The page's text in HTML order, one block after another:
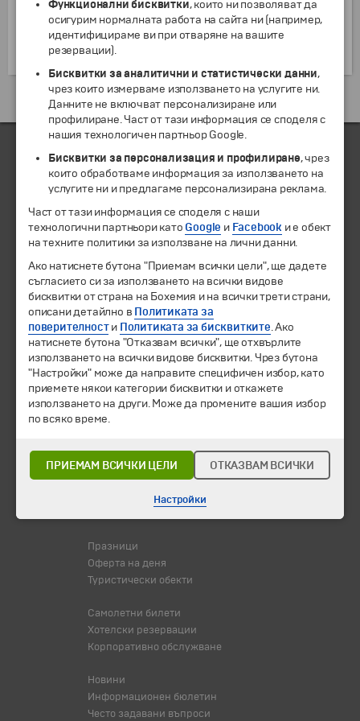
апсидата. Именно там се намира изображение на
Христос Вседържител, което е най-ранният
образец за този вид сицилиански образи.
Екскурзии и почивки до Италия »
ЧЛЕН НА
© 1994-2026 Бохемия ООД.Всички права запазени.
Екскурзии и почивки
Направления
Промоции
Горещи оферти
Празници
Оферта на деня
Туристически обекти
Самолетни билети
Хотелски резервации
Корпоративно обслужване
Новини
Информационен бюлетин
Често задавани въпроси
Функционални бисквитки, които ни позволяват да
осигурим нормалната работа на сайта ни (например,
идентифицираме ви при отваряне на вашите
резервации).
Бисквитки за аналитични и статистически данни,
чрез които измерваме използването на услугите ни.
Данните не включват персонализиране или
профилиране. Част от тази информация се споделя с
нашия технологичен партньор Google.
Бисквитки за персонализация и профилиране, чрез
които обработваме информация за използването на
услугите ни и предлагаме персонализирана реклама.
Част от тази информация се споделя с наши
технологични партньори като Google и Facebook и е обект
на техните политики за използване на лични данни.
Ако натиснете бутона "Приемам всички цели", ще дадете
съгласието си за използването на всички видове
бисквитки от страна на Бохемия и на всички трети страни,
описани детайлно в Политиката за
поверителности Политиката за бисквитките. Ако
натиснете бутона "Отказвам всички", ще отхвърлите
използването на всички видове бисквитки. Чрез бутона
"Настройки" може да направите специфичен избор, като
приемете някои категории бисквитки и откажете
използването на други. Може да промените вашия избор
по всяко време.
ПРИЕМАМ ВСИЧКИ ЦЕЛИ ОТКАЗВАМ ВСИЧКИ
Настройки